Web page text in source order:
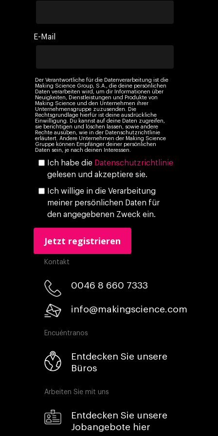
E-Mail
Der Verantwortliche für die Datenverarbeitung ist die
Making Science Group, S.A., die deine persönlichen
Daten verarbeiten wird, um dir Informationen über
Neuigkeiten, Dienstleistungen und Produkte von
Making Science und den Unternehmen ihrer
Unternehmensgruppe zuzusenden. Die
Rechtsgrundlage hierfür ist deine ausdrückliche
Einwilligung. Du kannst auf deine Daten zugreifen,
sie berichtigen und löschen lassen, sowie andere
Rechte ausüben, wie in der Datenschutzrichtlinie
erläutert. Andere Unternehmen der Making Science
Gruppe können Empfänger deiner persönlichen
Daten sein, je nach deinen Interessen.
Ich habe die Datenschutzrichtlinie
gelesen und akzeptiere sie.
Ich willige in die Verarbeitung
meiner persönlichen Daten für
den angegebenen Zweck ein.
Kontakt
0046 8 660 7333​
info@makingscience.com
Encuéntranos
Entdecken Sie unsere
Büros
Arbeiten Sie mit uns
Entdecken Sie unsere
Jobangebote hier
Social 360
Marketing
Cloud im Marketing